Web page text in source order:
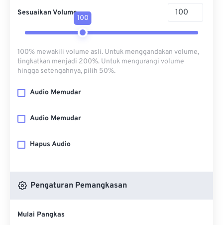
Sesuaikan Volume
100
100% mewakili volume asli. Untuk menggandakan volume,
tingkatkan menjadi 200%. Untuk mengurangi volume
hingga setengahnya, pilih 50%.
Audio Memudar
Audio Memudar
Hapus Audio
Pengaturan Pemangkasan
Mulai Pangkas